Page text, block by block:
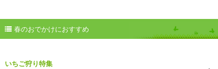
春のおでかけにおすすめ
いちご狩り特集